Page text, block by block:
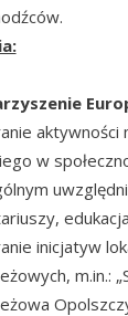
aktywności
w
inicjatyw
m.in.: